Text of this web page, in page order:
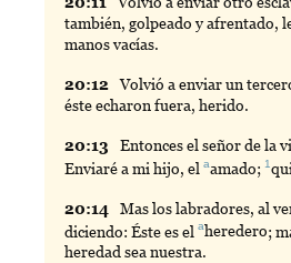
también, golpeado y afrentado,
manos vacías.
20:12 Volvió a enviar un
éste echaron fuera, herido.
20:13 Entoncesel señor de la
Enviaré a mi hijo, elaamado;1
20:14 Maslos labradores, al
diciendo: Éste es elaheredero;
heredad sea nuestra.